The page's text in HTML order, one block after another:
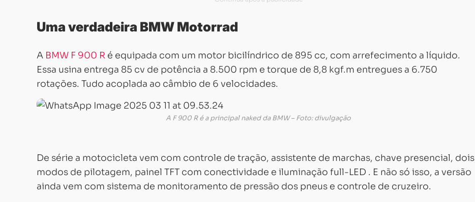
Uma verdadeira BMW Motorrad
A BMW F 900 R é equipada com um motor bicilíndrico de 895 cc, com arrefecimento a líquido.
Essa usina entrega 85 cv de potência a 8.500 rpm e torque de 8,8 kgf.m entregues a 6.750
rotações. Tudo acoplada ao câmbio de 6 velocidades.
A F 900 R é a principal naked da BMW – Foto: divulgação
De série a motocicleta vem com controle de tração, assistente de marchas, chave presencial, dois
modos de pilotagem, painel TFT com conectividade e iluminação full-LED . E não só isso, a versão
ainda vem com sistema de monitoramento de pressão dos pneus e controle de cruzeiro.